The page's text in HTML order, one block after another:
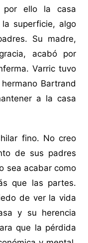
por ello la casa
superficie, algo
Su madre,
acabó por
Varric tuvo
Bartrand
a la casa
fino. No creo
de sus padres
sea acabar como
que las partes.
de ver la vida
y su herencia
que la pérdida